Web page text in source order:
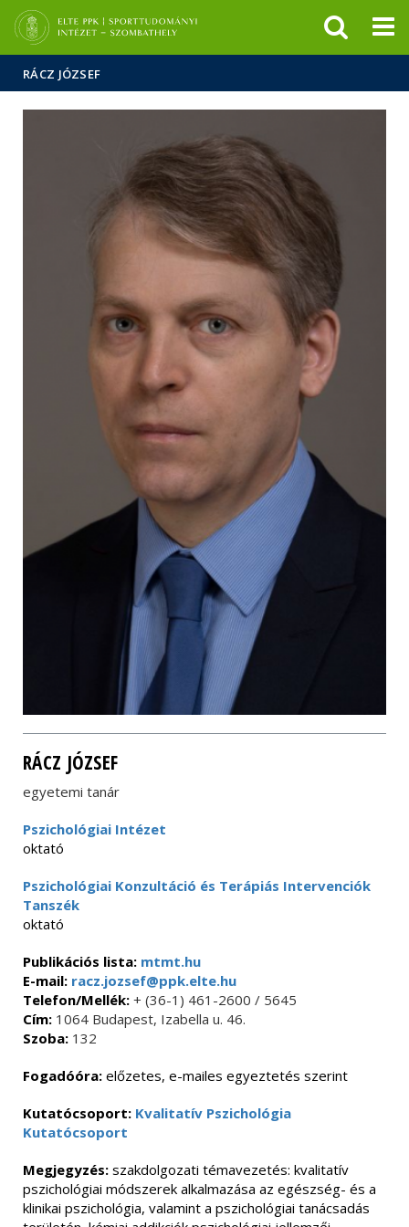
Hírek
Események
ELTE a
sajtóban
RÁCZ JÓZSEF
RÁCZ JÓZSEF
egyetemi tanár
Pszichológiai Intézet
oktató
Pszichológiai Konzultáció és Terápiás Intervenciók
Tanszék
oktató
Publikációs lista: mtmt.hu
E-mail: racz.jozsef@ppk.elte.hu
Telefon/Mellék: + (36-1) 461-2600 / 5645
Cím: 1064 Budapest, Izabella u. 46.
Szoba: 132
Fogadóóra: előzetes, e-mailes egyeztetés szerint
Kutatócsoport: Kvalitatív Pszichológia
Kutatócsoport
Megjegyzés: szakdolgozati témavezetés: kvalitatív
pszichológiai módszerek alkalmazása az egészség- és a
klinikai pszichológia, valamint a pszichológiai tanácsadás